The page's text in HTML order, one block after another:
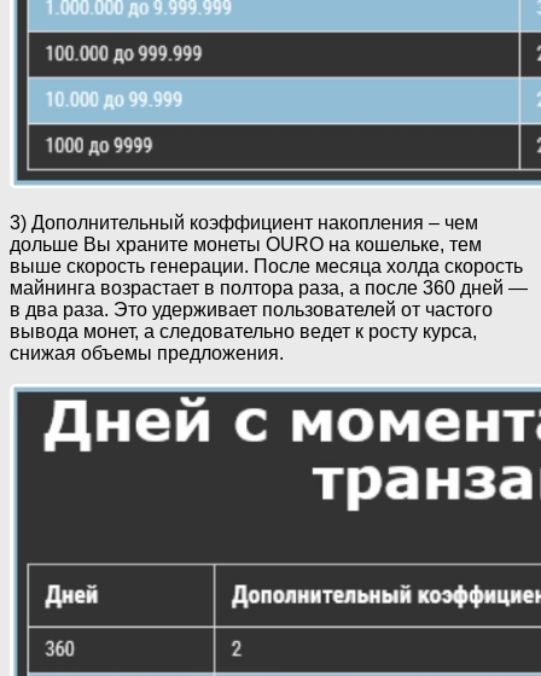
3) Дополнительный коэффициент накопления – чем
дольше Вы храните монеты OURO на кошельке, тем
выше скорость генерации. После месяца холда скорость
майнинга возрастает в полтора раза, а после 360 дней —
в два раза. Это удерживает пользователей от частого
вывода монет, а следовательно ведет к росту курса,
снижая объемы предложения.